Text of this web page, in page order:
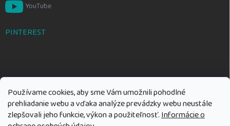
Používame cookies, aby sme Vám umožnili pohodlné
prehliadanie webu a vďaka analýze prevádzky webu neustále
zlepšovali jeho funkcie, výkon a použiteľnosť.Informácie o
YouTube
PINTEREST